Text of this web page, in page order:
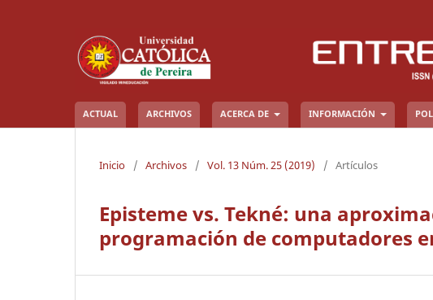
ACTUAL ARCHIVOS ACERCA DE INFORMACIÓN
Inicio / Archivos / Vol. 13 Núm. 25 (2019) / Artículos
Episteme vs. Tekné: una
programación de computadores